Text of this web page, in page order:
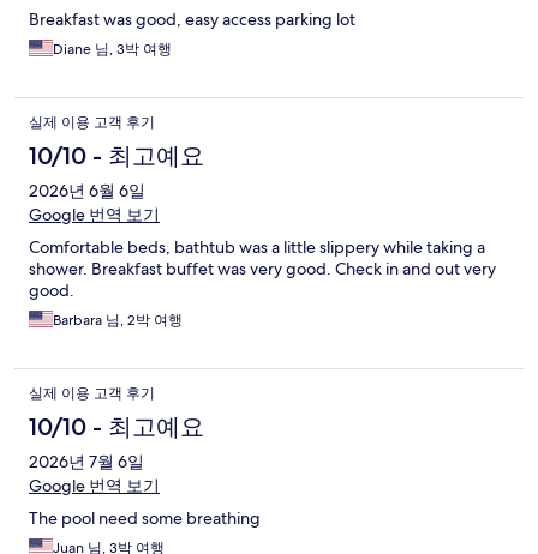
Breakfast was good, easy access parking lot
Diane 님, 3박 여행
실제 이용 고객 후기
10/10 - 최고예요
2026년 6월 6일
Google 번역 보기
Comfortable beds, bathtub was a little slippery while taking a
shower. Breakfast buffet was very good. Check in and out very
good.
Barbara 님, 2박 여행
실제 이용 고객 후기
10/10 - 최고예요
2026년 7월 6일
Google 번역 보기
The pool need some breathing
Juan 님, 3박 여행